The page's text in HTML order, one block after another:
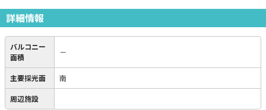
詳細情報
バルコニー
面積
－
主要採光面 南
周辺施設